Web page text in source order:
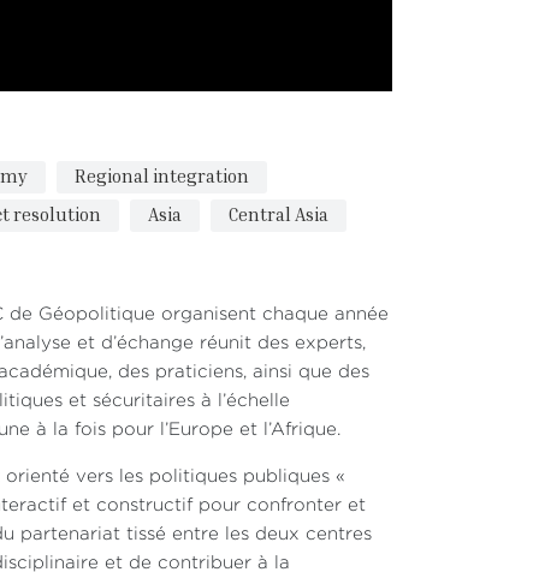
Regional integration
resolution Asia
Central Asia
de Géopolitique organisent chaque année
et d’échange réunit des experts,
des praticiens, ainsi que des
et sécuritaires à l’échelle
à la fois pour l’Europe et l’Afrique.
vers les politiques publiques «
et constructif pour confronter et
partenariat tissé entre les deux centres
et de contribuer à la